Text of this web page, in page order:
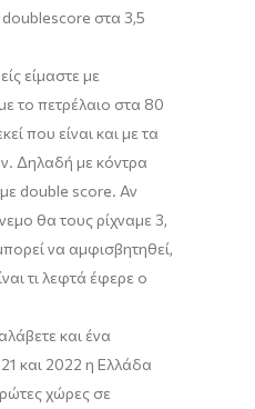
doublescore στα 3,5
είμαστε με
το πετρέλαιο στα 80
που είναι και με τα
Δηλαδή με κόντρα
double score. Αν
θα τους ρίχναμε 3,
να αμφισβητηθεί,
τι λεφτά έφερε ο
και ένα
και 2022 η Ελλάδα
χώρες σε